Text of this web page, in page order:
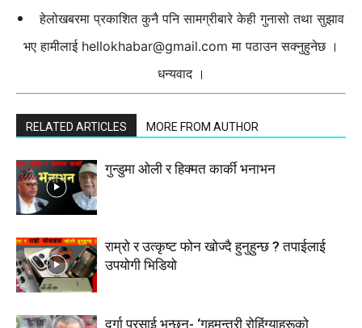
हेलोखबरमा प्रकाशित कुनै पनि सामग्रीबारे केही गुनासो तथा सुझाव
भए हामीलाई hellokhabar@gmail.com मा पठाउन सक्नुहुनेछ ।
धन्यवाद ।
RELATED ARTICLES MORE FROM AUTHOR
गुन्डुमा ओली र हिक्मत कार्की भनाभन
राम्रो र उत्कृष्ट फोन खोज्दै हुनुहुन्छ ? तपाईलाई
उपयोगी भिडियो
दुर्गा प्रसाई भन्छन्- ‘गृहमन्त्री रोहिंग्याहरूको